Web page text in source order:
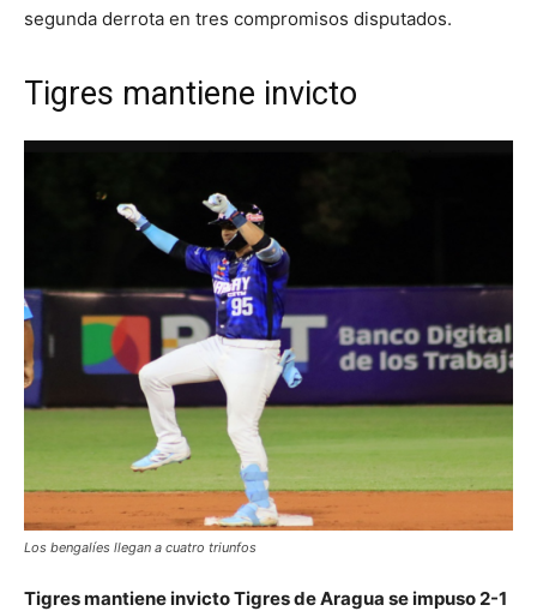
segunda derrota en tres compromisos disputados.
Tigres mantiene invicto
Los bengalíes llegan a cuatro triunfos
Tigres mantiene invicto Tigres de Aragua se impuso 2-1